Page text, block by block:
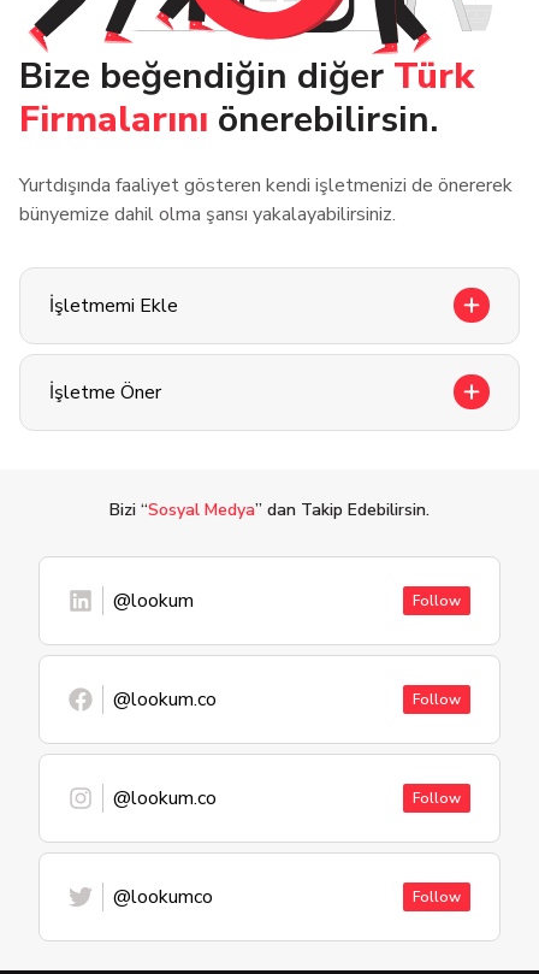
Bize beğendiğin diğer Türk
Firmalarını önerebilirsin.
Yurtdışında faaliyet gösteren kendi işletmenizi de önererek
bünyemize dahil olma şansı yakalayabilirsiniz.
İşletmemi Ekle
İşletme Öner
Bizi “Sosyal Medya” dan Takip Edebilirsin.
@lookum Follow
@lookum.co Follow
@lookum.co Follow
@lookumco Follow